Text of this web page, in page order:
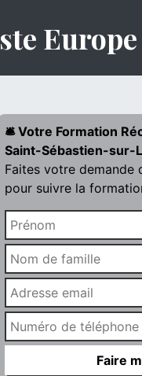
Europe
🛎️ Votre Formation
Saint-Sébastien-sur-
Faites votre demande
pour suivre la